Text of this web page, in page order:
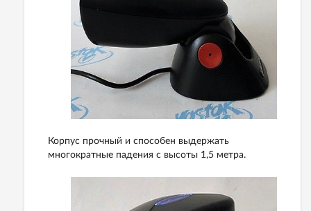
Корпус прочный и способен выдержать
многократные падения с высоты 1,5 метра.